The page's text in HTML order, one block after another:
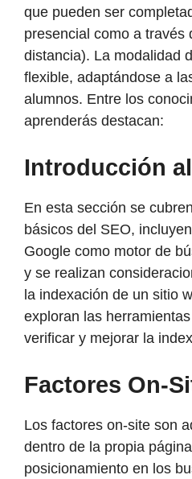
que pueden ser
presencial como a través
distancia). La modalidad
flexible, adaptándose a
alumnos. Entre los
aprenderás destacan:
Introducción
En esta sección se
básicos del SEO,
Google como motor de
y se realizan
la indexación de un sitio
exploran las
verificar y mejorar la
Factores On-
Los factores on-site son
dentro de la propia
posicionamiento en los